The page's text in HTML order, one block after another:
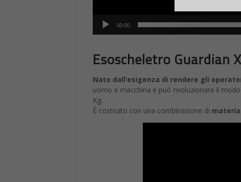
00:00
Esoscheletro Guardian
Nato dall’esigenza di rendere gli
uomo e macchina e può rivoluzionare il
Kg.
È costruito con una combinazione di